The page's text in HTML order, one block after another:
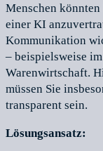
Menschen könnten
einer KI
Kommunikation
– beispielsweise
Warenwirtschaft.
müssen Sie
transparent sein.
Lösungsansatz: